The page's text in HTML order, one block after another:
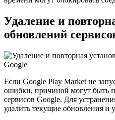
Удаление и
обновлений
Если Google Play Market не
ошибки, причиной могут быть
сервисов Google. Для
удалить текущие обновления и